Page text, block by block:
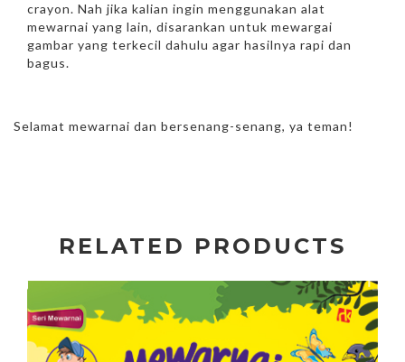
crayon. Nah jika kalian ingin menggunakan alat
mewarnai yang lain, disarankan untuk mewargai
gambar yang terkecil dahulu agar hasilnya rapi dan
bagus.
Selamat mewarnai dan bersenang-senang, ya teman!
RELATED PRODUCTS